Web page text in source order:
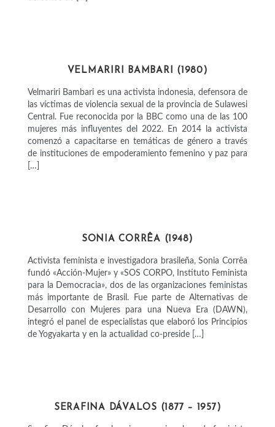
VELMARIRI BAMBARI (1980)
Velmariri Bambari es una activista indonesia, defensora de
las víctimas de violencia sexual de la provincia de Sulawesi
Central. Fue reconocida por la BBC como una de las 100
mujeres más influyentes del 2022. En 2014 la activista
comenzó a capacitarse en temáticas de género a través
de instituciones de empoderamiento femenino y paz para
[…]
SONIA CORRÊA (1948)
Activista feminista e investigadora brasileña, Sonia Corrêa
fundó «Acción-Mujer» y «SOS CORPO, Instituto Feminista
para la Democracia», dos de las organizaciones feministas
más importante de Brasil. Fue parte de Alternativas de
Desarrollo con Mujeres para una Nueva Era (DAWN),
integró el panel de especialistas que elaboró los Principios
de Yogyakarta y en la actualidad co-preside […]
SERAFINA DÁVALOS (1877 – 1957)